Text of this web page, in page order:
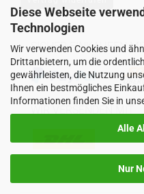
Diese Webseite
Technologien
Wir verwenden Cookies und
Drittanbietern, um die
gewährleisten, die Nutzung
Ihnen ein bestmögliches
Informationen finden Sie in
Alle
Nur
SICHER EINKAUFEN